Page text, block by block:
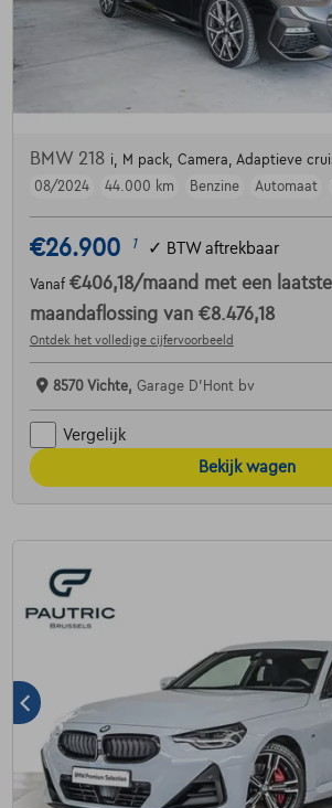
BMW 218 i, M pack, Camera, Adaptieve
08/2024
44.000 km Benzine Automaat
€26.900 1 ✓ BTW aftrekbaar
Vanaf €406,18/maand met een laatste
maandaflossing van €8.476,18
Ontdek het volledige cijfervoorbeeld
8570 Vichte, Garage D'Hont bv
Vergelijk
Bekijk wagen